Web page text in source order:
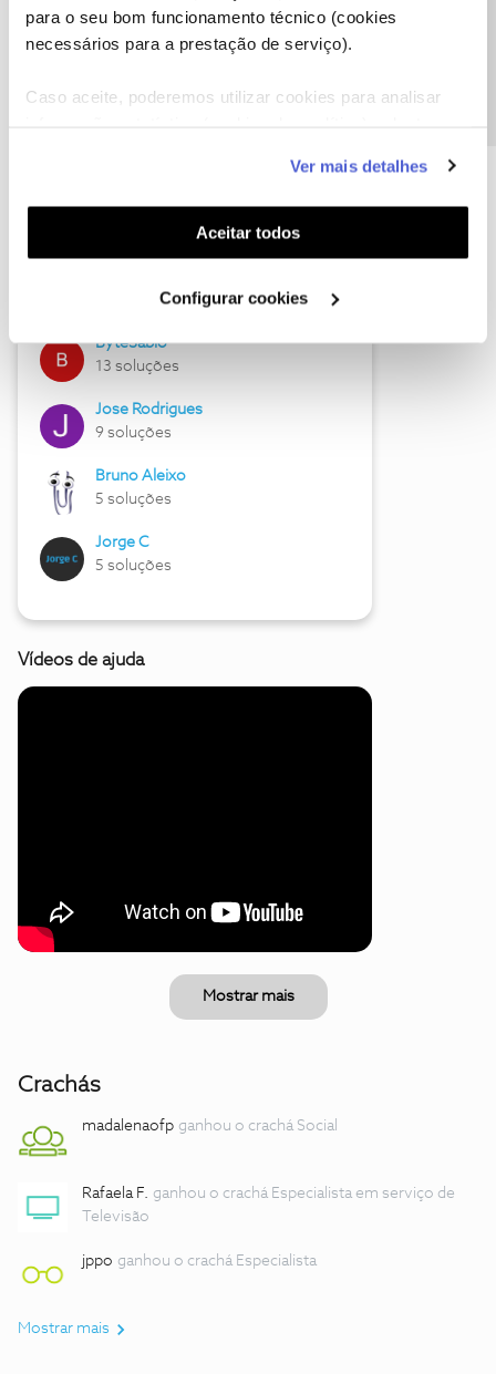
para o seu bom funcionamento técnico (cookies
necessários para a prestação de serviço).
Caso aceite, poderemos utilizar cookies para analisar
funcionalidades (cookies de personalização e
funcionalidade) e adaptar anúncios aos seus interesses
(cookies de publicidade personalizada). Pode gerir a
utilização dos cookies clicando em "Configurar
Ver mais detalhes
Aceitar todos
Configurar cookies
Hall of Fame de julho
17 soluções
ByteSábio
13 soluções
Jose Rodrigues
9 soluções
Bruno Aleixo
5 soluções
Jorge C
5 soluções
Vídeos de ajuda
Mostrar mais
Crachás
madalenaofp ganhou o crachá Social
Rafaela F. ganhou o crachá Especialista em serviço de
Televisão
jppo ganhou o crachá Especialista
Mostrar mais